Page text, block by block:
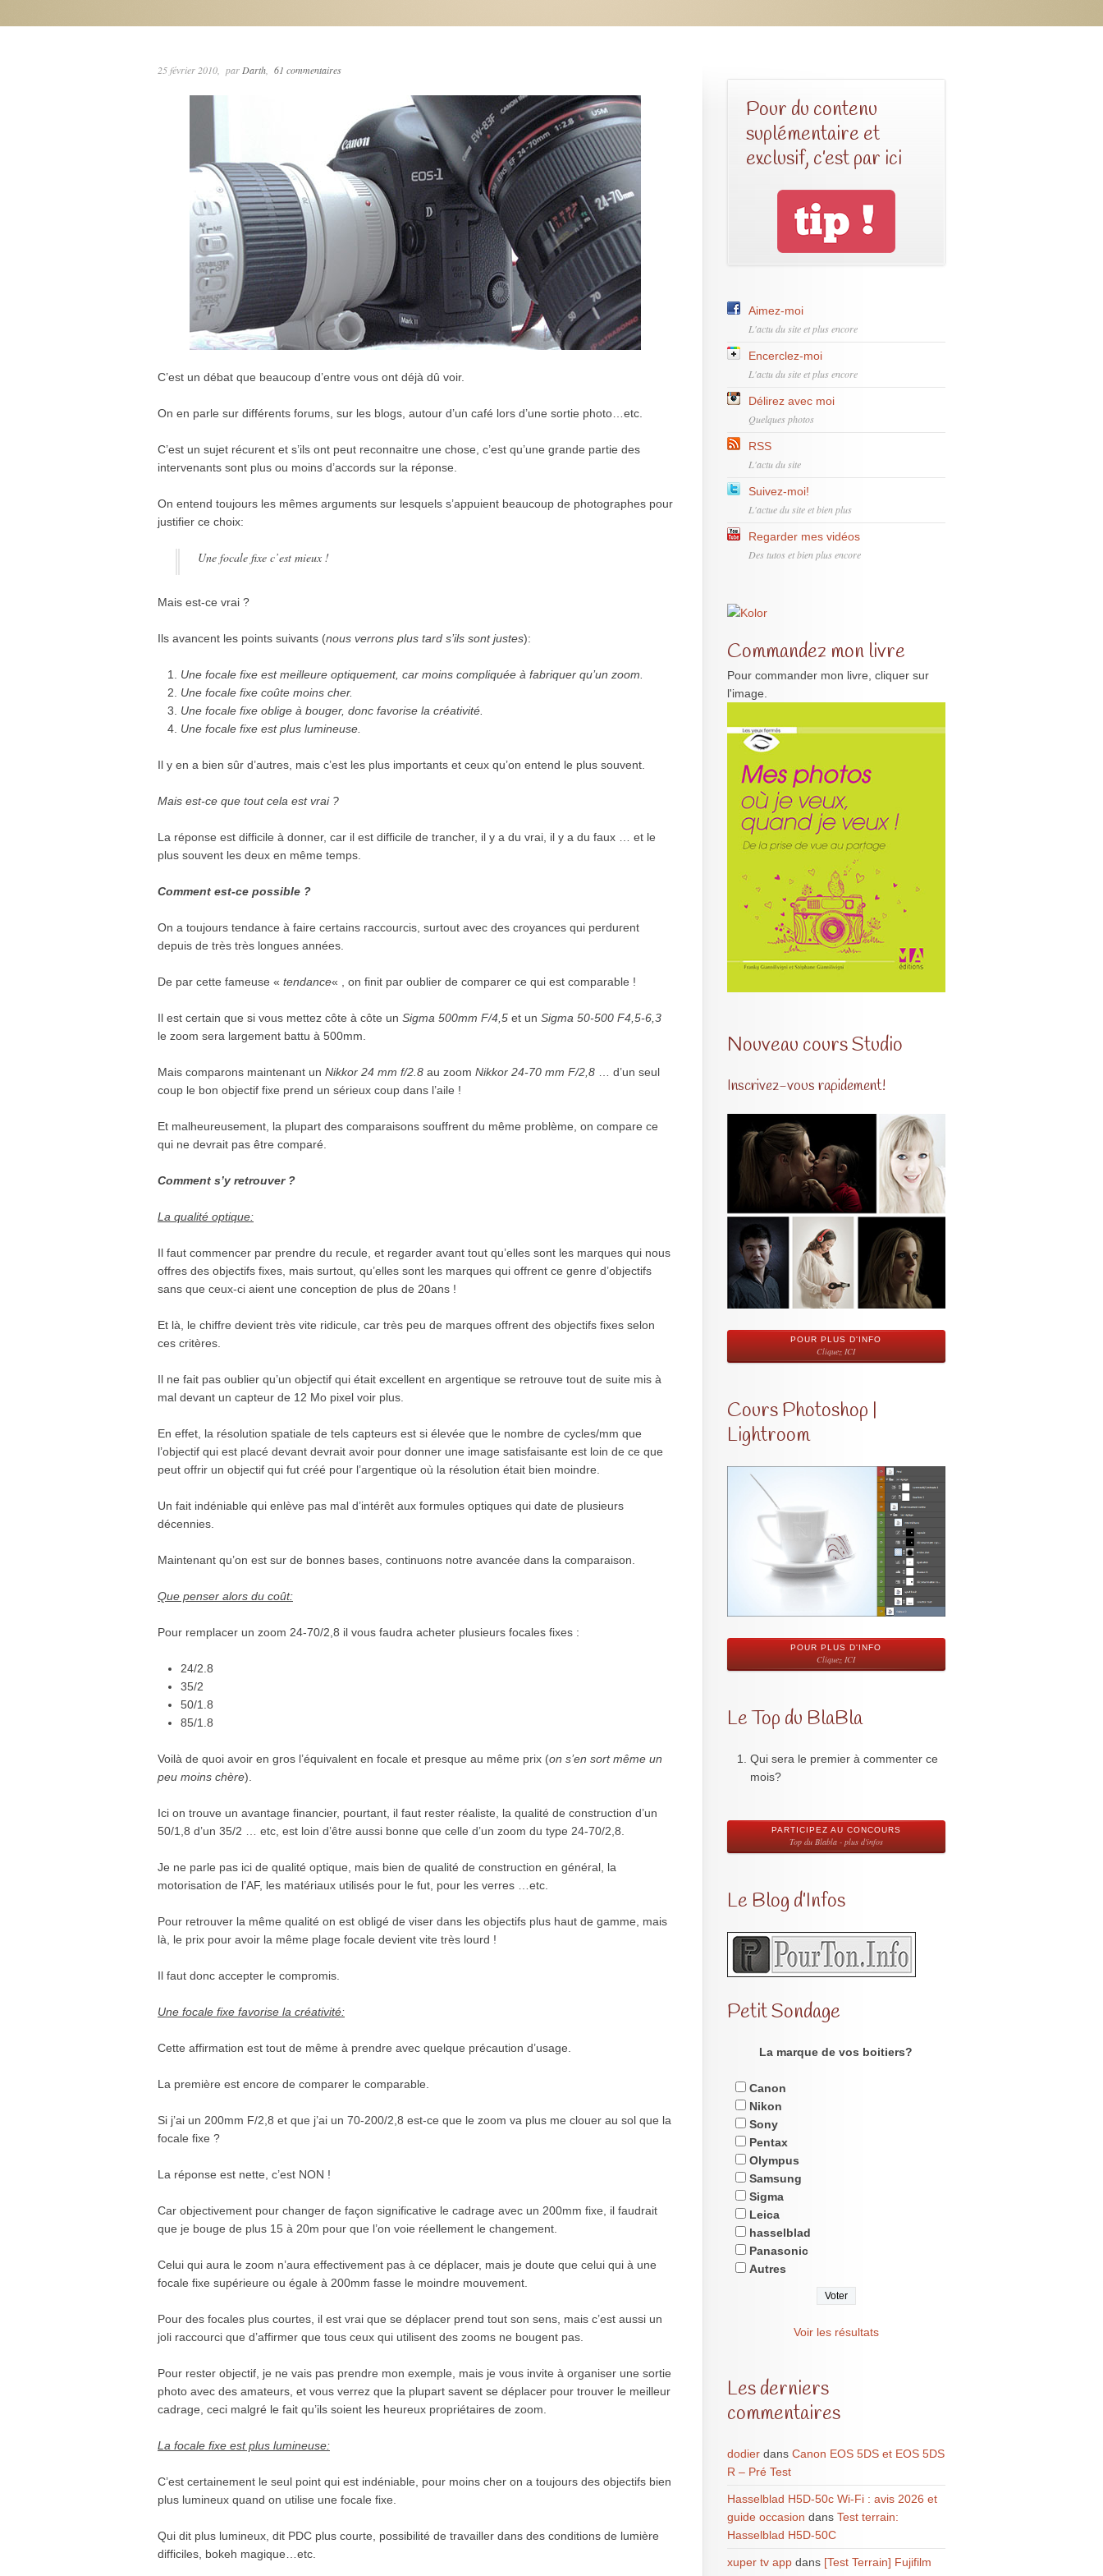
25 février 2010 par Darth 61 commentaires
C’est un débat que beaucoup d’entre vous ont déjà dû voir.
On en parle sur différents forums, sur les blogs, autour d’un café lors d’une sortie photo…etc.
C’est un sujet récurent et s’ils ont peut reconnaitre une chose, c’est qu’une grande partie des
intervenants sont plus ou moins d’accords sur la réponse.
On entend toujours les mêmes arguments sur lesquels s’appuient beaucoup de photographes pour
justifier ce choix:
Une focale fixe c’est mieux !
Mais est-ce vrai ?
Ils avancent les points suivants (nous verrons plus tard s’ils sont justes):
Une focale fixe est meilleure optiquement, car moins compliquée à fabriquer qu’un zoom.
Une focale fixe coûte moins cher.
Une focale fixe oblige à bouger, donc favorise la créativité.
Une focale fixe est plus lumineuse.
Il y en a bien sûr d’autres, mais c’est les plus importants et ceux qu’on entend le plus souvent.
Mais est-ce que tout cela est vrai ?
La réponse est difficile à donner, car il est difficile de trancher, il y a du vrai, il y a du faux … et le
plus souvent les deux en même temps.
Comment est-ce possible ?
On a toujours tendance à faire certains raccourcis, surtout avec des croyances qui perdurent
depuis de très très longues années.
De par cette fameuse « tendance« , on finit par oublier de comparer ce qui est comparable !
Il est certain que si vous mettez côte à côte un Sigma 500mm F/4,5 et un Sigma 50-500 F4,5-6,3
le zoom sera largement battu à 500mm.
Mais comparons maintenant un Nikkor 24 mm f/2.8 au zoom Nikkor 24-70 mm F/2,8 … d’un seul
coup le bon objectif fixe prend un sérieux coup dans l’aile !
Et malheureusement, la plupart des comparaisons souffrent du même problème, on compare ce
qui ne devrait pas être comparé.
Comment s’y retrouver ?
La qualité optique:
Il faut commencer par prendre du recule, et regarder avant tout qu’elles sont les marques qui nous
offres des objectifs fixes, mais surtout, qu’elles sont les marques qui offrent ce genre d’objectifs
sans que ceux-ci aient une conception de plus de 20ans !
Et là, le chiffre devient très vite ridicule, car très peu de marques offrent des objectifs fixes selon
ces critères.
Il ne fait pas oublier qu’un objectif qui était excellent en argentique se retrouve tout de suite mis à
mal devant un capteur de 12 Mo pixel voir plus.
En effet, la résolution spatiale de tels capteurs est si élevée que le nombre de cycles/mm que
l’objectif qui est placé devant devrait avoir pour donner une image satisfaisante est loin de ce que
peut offrir un objectif qui fut créé pour l’argentique où la résolution était bien moindre.
Un fait indéniable qui enlève pas mal d’intérêt aux formules optiques qui date de plusieurs
décennies.
Maintenant qu’on est sur de bonnes bases, continuons notre avancée dans la comparaison.
Que penser alors du coût:
Pour remplacer un zoom 24-70/2,8 il vous faudra acheter plusieurs focales fixes :
24/2.8
35/2
50/1.8
85/1.8
Voilà de quoi avoir en gros l’équivalent en focale et presque au même prix (on s’en sort même un
peu moins chère).
Ici on trouve un avantage financier, pourtant, il faut rester réaliste, la qualité de construction d’un
50/1,8 d’un 35/2 … etc, est loin d’être aussi bonne que celle d’un zoom du type 24-70/2,8.
Je ne parle pas ici de qualité optique, mais bien de qualité de construction en général, la
motorisation de l’AF, les matériaux utilisés pour le fut, pour les verres …etc.
Pour retrouver la même qualité on est obligé de viser dans les objectifs plus haut de gamme, mais
là, le prix pour avoir la même plage focale devient vite très lourd !
Il faut donc accepter le compromis.
Une focale fixe favorise la créativité:
Cette affirmation est tout de même à prendre avec quelque précaution d’usage.
La première est encore de comparer le comparable.
Si j’ai un 200mm F/2,8 et que j’ai un 70-200/2,8 est-ce que le zoom va plus me clouer au sol que la
focale fixe ?
La réponse est nette, c’est NON !
Car objectivement pour changer de façon significative le cadrage avec un 200mm fixe, il faudrait
que je bouge de plus 15 à 20m pour que l’on voie réellement le changement.
Celui qui aura le zoom n’aura effectivement pas à ce déplacer, mais je doute que celui qui à une
focale fixe supérieure ou égale à 200mm fasse le moindre mouvement.
Pour des focales plus courtes, il est vrai que se déplacer prend tout son sens, mais c’est aussi un
joli raccourci que d’affirmer que tous ceux qui utilisent des zooms ne bougent pas.
Pour rester objectif, je ne vais pas prendre mon exemple, mais je vous invite à organiser une sortie
photo avec des amateurs, et vous verrez que la plupart savent se déplacer pour trouver le meilleur
cadrage, ceci malgré le fait qu’ils soient les heureux propriétaires de zoom.
La focale fixe est plus lumineuse:
C’est certainement le seul point qui est indéniable, pour moins cher on a toujours des objectifs bien
plus lumineux quand on utilise une focale fixe.
Qui dit plus lumineux, dit PDC plus courte, possibilité de travailler dans des conditions de lumière
difficiles, bokeh magique…etc.
Pour du contenu
suplémentaire et
exclusif, c’est par ici
Aimez-moi
L'actu du site et plus encore
Encerclez-moi
L'actu du site et plus encore
Délirez avec moi
Quelques photos
RSS
L'actu du site
Suivez-moi!
L'actue du site et bien plus
Regarder mes vidéos
Des tutos et bien plus encore
Commandez mon livre
Pour commander mon livre, cliquer sur
l'image.
Nouveau cours Studio
Inscrivez-vous rapidement!
POUR PLUS D'INFO
Cliquez ICI
Cours Photoshop |
Lightroom
POUR PLUS D'INFO
Cliquez ICI
Le Top du BlaBla
Qui sera le premier à commenter ce
mois?
PARTICIPEZ AU CONCOURS
Top du Blabla - plus d'infos
Le Blog d’Infos
Petit Sondage
La marque de vos boitiers?
Canon
Nikon
Sony
Pentax
Olympus
Samsung
Sigma
Leica
hasselblad
Panasonic
Autres
Voir les résultats
Les derniers
commentaires
dodierdans Canon EOS 5DS et EOS 5DS
R – Pré Test
Hasselblad H5D-50c Wi-Fi : avis 2026 et
guide occasion dans Test terrain:
Hasselblad H5D-50C
xuper tv appdans [Test Terrain] Fujifilm